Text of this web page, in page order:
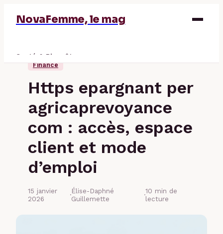
NovaFemme, le mag
Santé & Bien-être
Éducation & Emploi
Finance
Finance
Https epargnant per
agricaprevoyance
com : accès, espace
client et mode
d’emploi
15 janvier
2026
·Élise-Daphné
Guillemette
·10 min de
lecture